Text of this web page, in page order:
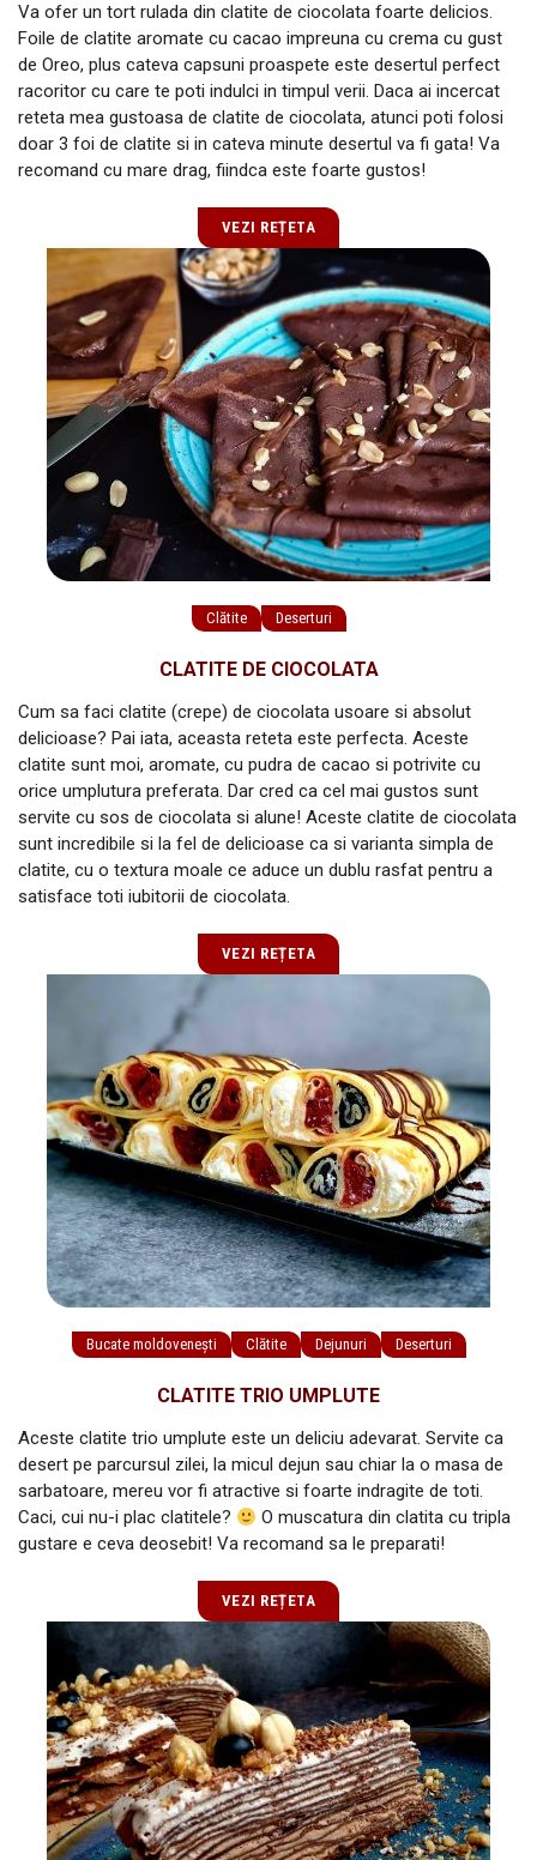
Va ofer un tort rulada din clatite de ciocolata foarte delicios.
Foile de clatite aromate cu cacao impreuna cu crema cu gust
de Oreo, plus cateva capsuni proaspete este desertul perfect
racoritor cu care te poti indulci in timpul verii. Daca ai incercat
reteta mea gustoasa de clatite de ciocolata, atunci poti folosi
doar 3 foi de clatite si in cateva minute desertul va fi gata! Va
recomand cu mare drag, fiindca este foarte gustos!
VEZI REȚETA
Clătite Deserturi
CLATITE DE CIOCOLATA
Cum sa faci clatite (crepe) de ciocolata usoare si absolut
delicioase? Pai iata, aceasta reteta este perfecta. Aceste
clatite sunt moi, aromate, cu pudra de cacao si potrivite cu
orice umplutura preferata. Dar cred ca cel mai gustos sunt
servite cu sos de ciocolata si alune! Aceste clatite de ciocolata
sunt incredibile si la fel de delicioase ca si varianta simpla de
clatite, cu o textura moale ce aduce un dublu rasfat pentru a
satisface toti iubitorii de ciocolata.
VEZI REȚETA
Bucate moldovenești Clătite Dejunuri Deserturi
CLATITE TRIO UMPLUTE
Aceste clatite trio umplute este un deliciu adevarat. Servite ca
desert pe parcursul zilei, la micul dejun sau chiar la o masa de
sarbatoare, mereu vor fi atractive si foarte indragite de toti.
Caci, cui nu-i plac clatitele?
O muscatura din clatita cu tripla
gustare e ceva deosebit! Va recomand sa le preparati!
VEZI REȚETA